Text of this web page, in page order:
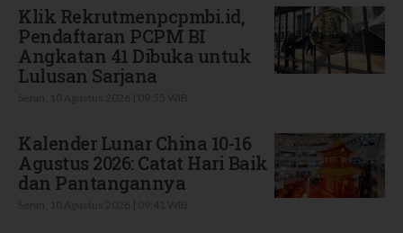
Klik Rekrutmenpcpmbi.id,
Pendaftaran PCPM BI
Angkatan 41 Dibuka untuk
Lulusan Sarjana
Kalender Lunar China 10-16
Agustus 2026: Catat Hari Baik
dan Pantangannya